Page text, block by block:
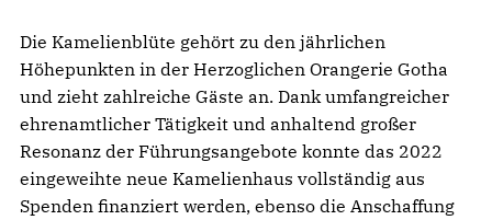
Die Kamelienblüte gehört zu den jährlichen
Höhepunkten in der Herzoglichen Orangerie Gotha
und zieht zahlreiche Gäste an. Dank umfangreicher
ehrenamtlicher Tätigkeit und anhaltend großer
Resonanz der Führungsangebote konnte das 2022
eingeweihte neue Kamelienhaus vollständig aus
Spenden finanziert werden, ebenso die Anschaffung